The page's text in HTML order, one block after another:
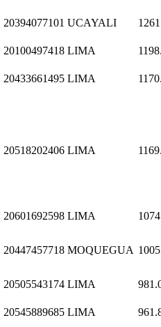
20394077101 UCAYALI
20100497418 LIMA
20433661495 LIMA
20518202406 LIMA
20601692598 LIMA
20447457718 MOQUEGUA
20505543174 LIMA
20545889685 LIMA